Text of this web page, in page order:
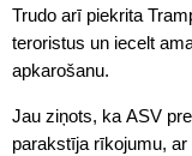
Trudo arī piekrita
teroristus un iecelt
apkarošanu.
Jau ziņots, ka ASV
parakstīja rīkojumu,